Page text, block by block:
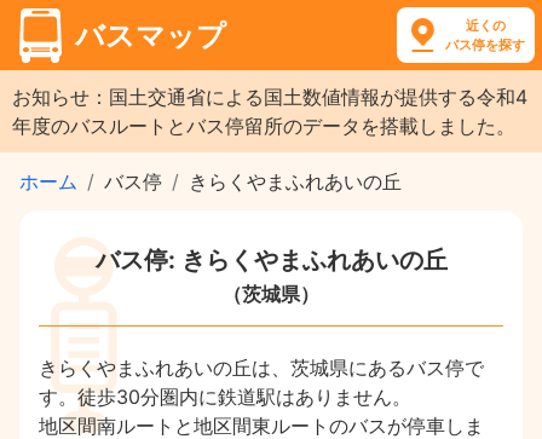
バスマップ
近くの
バス停を探す
お知らせ：国土交通省による国土数値情報が提供する令和4
年度のバスルートとバス停留所のデータを搭載しました。
ホーム バス停 きらくやまふれあいの丘
バス停: きらくやまふれあいの丘
（茨城県）
きらくやまふれあいの丘は、茨城県にあるバス停で
す。徒歩30分圏内に鉄道駅はありません。
地区間南ルートと地区間東ルートのバスが停車しま